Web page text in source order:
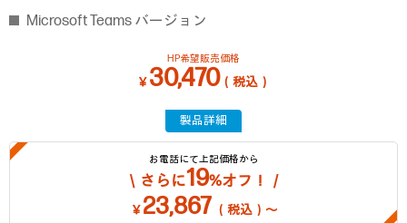
Microsoft Teams バージョン
HP希望販売価格
￥30,470（税込）
製品詳細
お電話にて上記価格から
＼さらに19%オフ！／
￥23,867 （税込）～